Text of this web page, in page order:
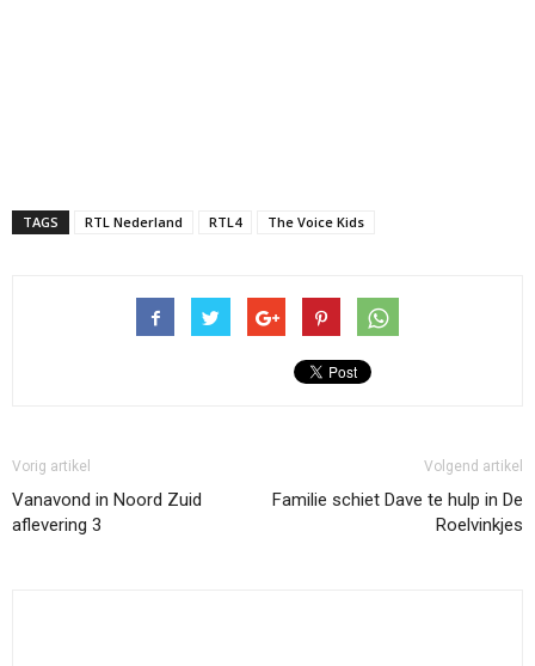
TAGS RTL Nederland RTL4 The Voice Kids
Vorig artikel
Vanavond in Noord Zuid
aflevering 3
Volgend artikel
Familie schiet Dave te hulp in De
Roelvinkjes